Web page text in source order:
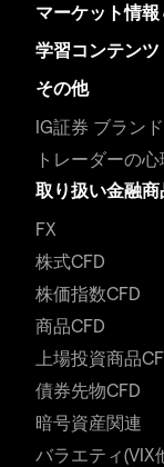
マーケット情
学習コンテンツ
その他
IG証券 ブラン
トレーダーの
取り扱い金融商
FX
株式CFD
株価指数CFD
商品CFD
上場投資商品
債券先物CFD
暗号資産関連
バラエティ(VIX